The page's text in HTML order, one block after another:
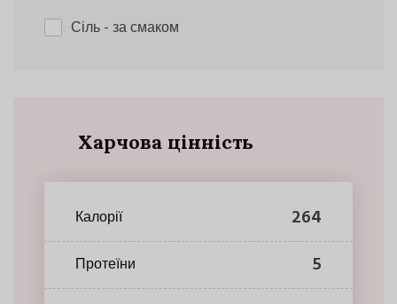
Сіль- за смаком
Харчова цінність
Калорії 264
Протеїни 5